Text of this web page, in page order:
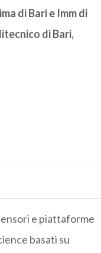
di Bari e Imm di
di Bari,
e piattaforme
basati su